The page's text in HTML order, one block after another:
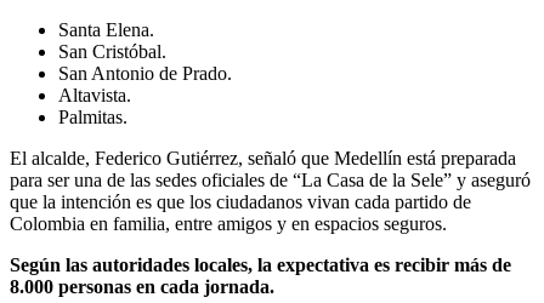
Santa Elena.
San Cristóbal.
San Antonio de Prado.
Altavista.
Palmitas.
El alcalde, Federico Gutiérrez, señaló que Medellín está preparada
para ser una de las sedes oficiales de “La Casa de la Sele” y aseguró
que la intención es que los ciudadanos vivan cada partido de
Colombia en familia, entre amigos y en espacios seguros.
Según las autoridades locales, la expectativa es recibir más de
8.000 personas en cada jornada.